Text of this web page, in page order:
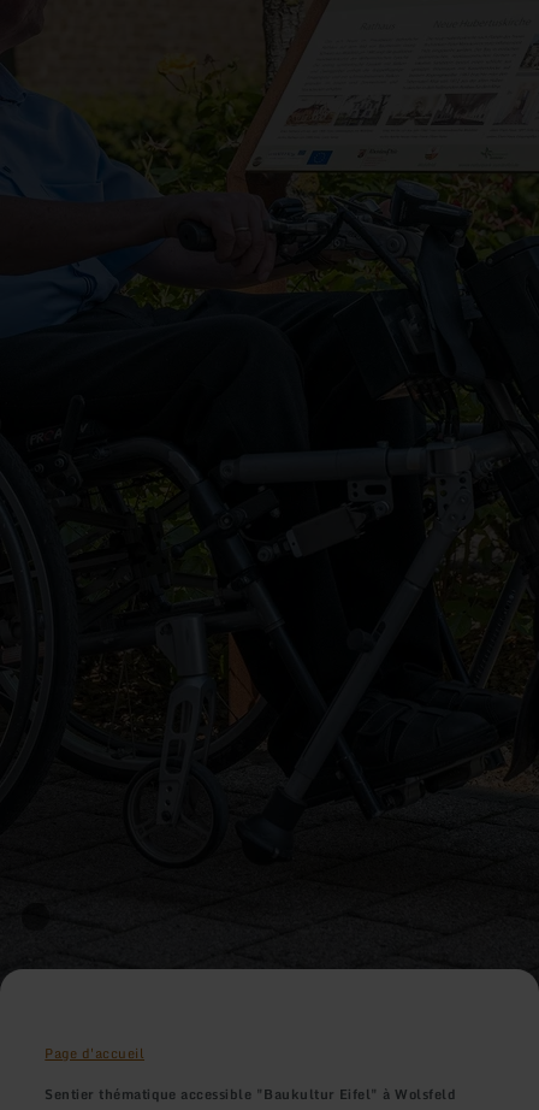
Page d'accueil
Sentier thématique accessible "Baukultur Eifel" à Wolsfeld